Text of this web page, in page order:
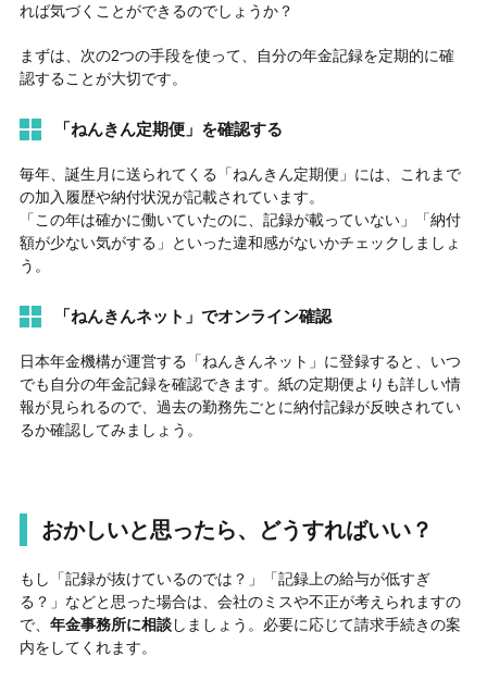
れば気づくことができるのでしょうか？
まずは、次の2つの手段を使って、自分の年金記録を定期的に確
認することが大切です。
「ねんきん定期便」を確認する
毎年、誕生月に送られてくる「ねんきん定期便」には、これまで
の加入履歴や納付状況が記載されています。
「この年は確かに働いていたのに、記録が載っていない」「納付
額が少ない気がする」といった違和感がないかチェックしましょ
う。
「ねんきんネット」でオンライン確認
日本年金機構が運営する「ねんきんネット」に登録すると、いつ
でも自分の年金記録を確認できます。紙の定期便よりも詳しい情
報が見られるので、過去の勤務先ごとに納付記録が反映されてい
るか確認してみましょう。
おかしいと思ったら、どうすればいい？
もし「記録が抜けているのでは？」「記録上の給与が低すぎ
る？」などと思った場合は、会社のミスや不正が考えられますの
で、 年金事務所に相談しましょう。必要に応じて請求手続きの案
内をしてくれます。